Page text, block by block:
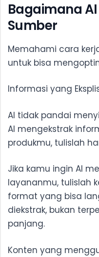
Bagaimana
Sumber
Memahami cara
untuk bisa
Informasi yang
AI tidak pandai
AI mengekstrak
produkmu, tulislah
Jika kamu ingin AI
layananmu, tulislah
format yang bisa
diekstrak, bukan
panjang.
Konten yang